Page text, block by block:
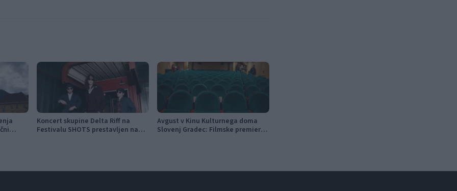
Koncert skupine Delta Riff na
Festivalu SHOTS prestavljen na
Avgust v Kinu Kulturnega doma
Slovenj Gradec: Filmske premiere,